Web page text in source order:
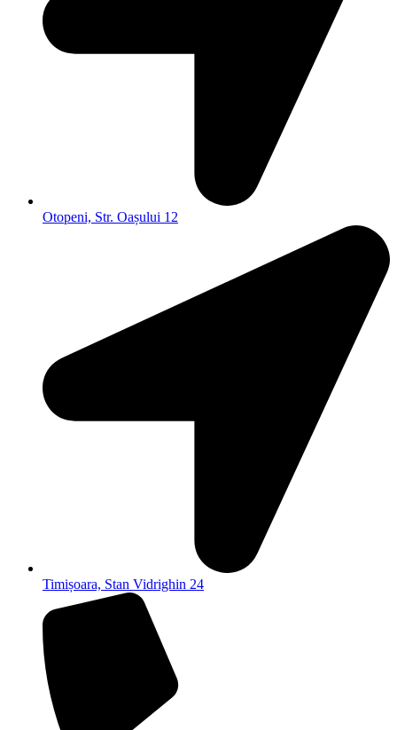
Otopeni, Str. Oașului 12
Timișoara, Stan Vidrighin 24